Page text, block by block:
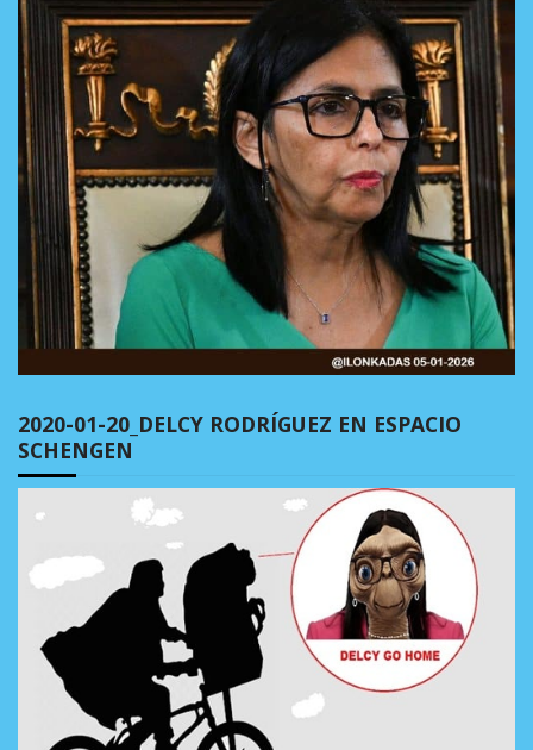
2020-01-20_DELCY RODRÍGUEZ EN ESPACIO
SCHENGEN